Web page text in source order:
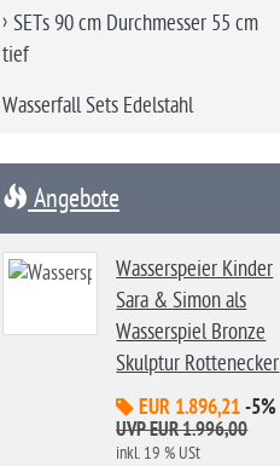
SETs 90 cm Durchmesser 55 cm
tief
Wasserfall Sets Edelstahl
Angebote
Wasserspeier Kinder
Sara & Simon als
Wasserspiel Bronze
Skulptur Rottenecker
EUR 1.896,21-5%
UVP EUR 1.996,00
inkl. 19 % USt